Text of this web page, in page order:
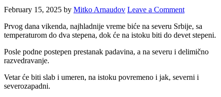
February 15, 2025 by Mitko Arnaudov Leave a Comment
Prvog dana vikenda, najhladnije vreme biće na severu Srbije, sa
temperaturom do dva stepena, dok će na istoku biti do devet stepeni.
Posle podne postepen prestanak padavina, a na severu i delimično
razvedravanje.
Vetar će biti slab i umeren, na istoku povremeno i jak, severni i
severozapadni.